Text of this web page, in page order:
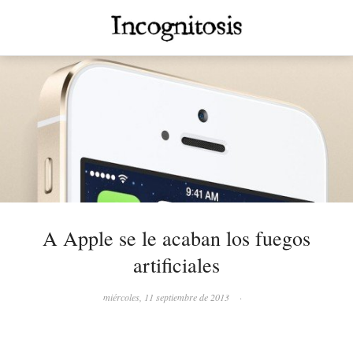
A Apple se le acaban los fuegos
artificiales
miércoles, 11 septiembre de 2013 ·